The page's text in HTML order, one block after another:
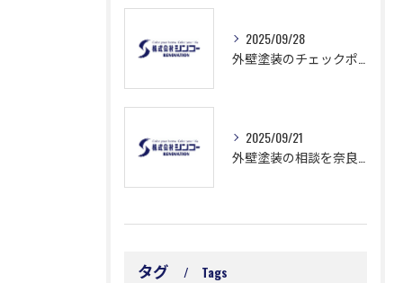
2025/09/28
2025/09/21
タグ Tags